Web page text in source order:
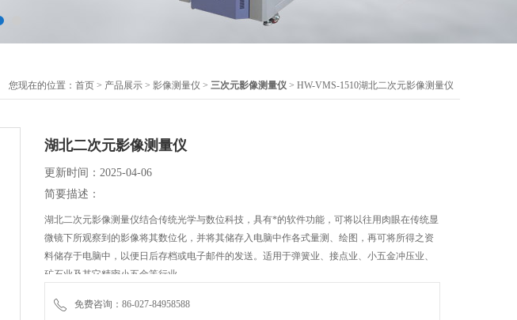
您现在的位置： 首页 > 产品展示 > 影像测量仪 > 三次元影像测量仪 > HW-VMS-1510湖北二次元影像测量仪
湖北二次元影像测量仪
更新时间：2025-04-06
简要描述：
湖北二次元影像测量仪结合传统光学与数位科技，具有*的软件功能，可将以往用肉眼在传统显
微镜下所观察到的影像将其数位化，并将其储存入电脑中作各式量测、绘图，再可将所得之资
料储存于电脑中，以便日后存档或电子邮件的发送。适用于弹簧业、接点业、小五金冲压业、
矿石业及其它精密小五金等行业.
免费咨询：86-027-84958588